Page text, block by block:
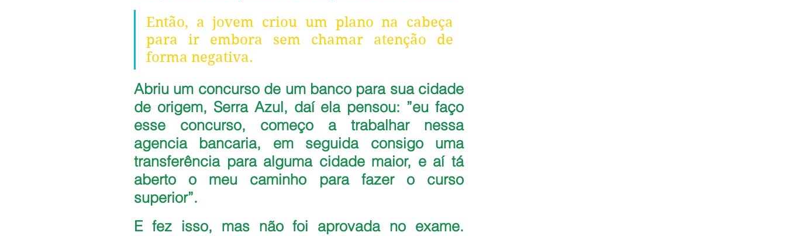
Então, a jovem criou um plano na cabeça
para ir embora sem chamar atenção de
forma negativa.
Abriu um concurso de um banco para sua cidade
de origem, Serra Azul, daí ela pensou: ”eu faço
esse concurso, começo a trabalhar nessa
agencia bancaria, em seguida consigo uma
transferência para alguma cidade maior, e aí tá
aberto o meu caminho para fazer o curso
superior”.
E fez isso, mas não foi aprovada no exame.